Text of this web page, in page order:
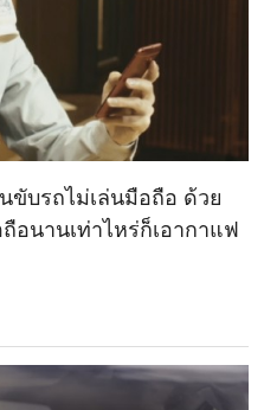
บรถไม่เล่นมือถือ ด้วย
อนานเท่าไหร่ก็เอากาแฟ